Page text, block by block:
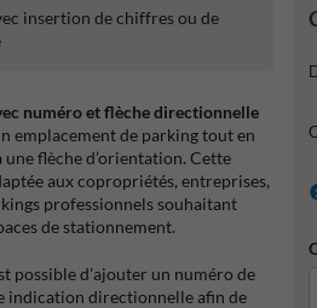
insertion de chiffres ou de
numéro et flèche directionnelle
emplacement de parking tout en
flèche d’orientation. Cette
aux copropriétés, entreprises,
professionnels souhaitant
de stationnement.
possible d'ajouter un numéro de
indication directionnelle afin de